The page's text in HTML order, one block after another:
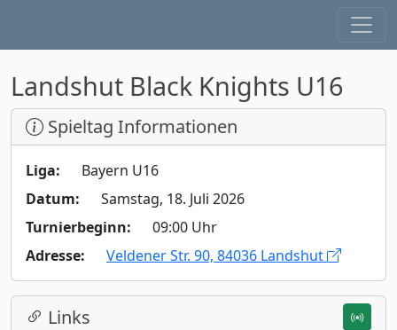
Landshut Black Knights U16
Spieltag Informationen
Liga:
Bayern U16
Datum:
Samstag, 18. Juli 2026
Turnierbeginn:
09:00 Uhr
Adresse:
Veldener Str. 90, 84036 Landshut
Links